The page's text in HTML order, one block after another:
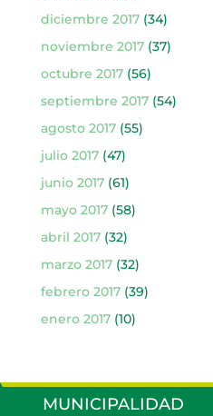
diciembre 2017(34)
noviembre 2017(37)
octubre 2017(56)
septiembre 2017(54)
agosto 2017(55)
julio 2017(47)
junio 2017(61)
mayo 2017(58)
abril 2017(32)
marzo 2017(32)
febrero 2017(39)
enero 2017(10)
MUNICIPALIDAD